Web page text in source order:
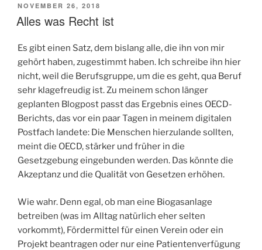
VERÖFFENTLICHT
AM
NOVEMBER 26, 2018
Alles was Recht ist
Es gibt einen Satz, dem bislang alle, die ihn von mir
gehört haben, zugestimmt haben. Ich schreibe ihn hier
nicht, weil die Berufsgruppe, um die es geht, qua Beruf
sehr klagefreudig ist. Zu meinem schon länger
geplanten Blogpost passt das Ergebnis eines OECD-
Berichts, das vor ein paar Tagen in meinem digitalen
Postfach landete: Die Menschen hierzulande sollten,
meint die OECD, stärker und früher in die
Gesetzgebung eingebunden werden. Das könnte die
Akzeptanz und die Qualität von Gesetzen erhöhen.
Wie wahr. Denn egal, ob man eine Biogasanlage
betreiben (was im Alltag natürlich eher selten
vorkommt), Fördermittel für einen Verein oder ein
Projekt beantragen oder nur eine Patientenverfügung